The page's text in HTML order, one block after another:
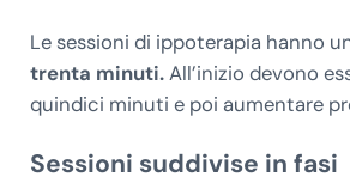
Le sessioni di ippoterapia hanno
trenta minuti.All’inizio devono
quindici minuti e poi aumentare
Sessioni suddivise in fasi